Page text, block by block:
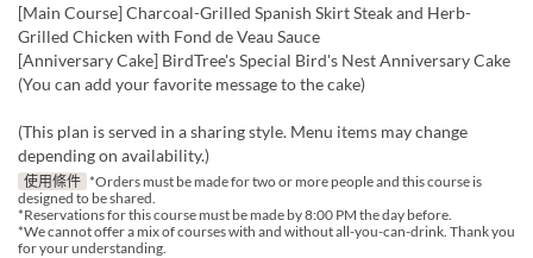
[Main Course] Charcoal-Grilled Spanish Skirt Steak and Herb-
Grilled Chicken with Fond de Veau Sauce
[Anniversary Cake] BirdTree's Special Bird's Nest Anniversary Cake
(You can add your favorite message to the cake)
(This plan is served in a sharing style. Menu items may change
depending on availability.)
使用條件 *Orders must be made for two or more people and this course is
designed to be shared.
*Reservations for this course must be made by 8:00 PM the day before.
*We cannot offer a mix of courses with and without all-you-can-drink. Thank you
for your understanding.